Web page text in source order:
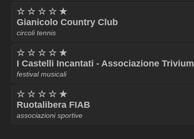
☆ ☆ ☆ ☆ ★
Gianicolo Country Club
circoli tennis
☆ ☆ ☆ ☆ ★
I Castelli Incantati - Associazione Trivium
festival musicali
☆ ☆ ☆ ☆ ★
Ruotalibera FIAB
associazioni sportive